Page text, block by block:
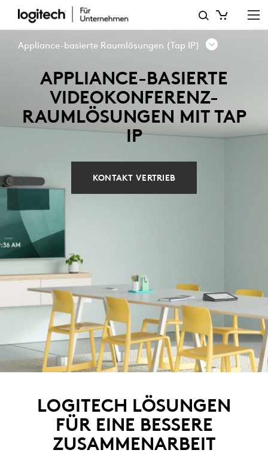
APPLIANCE-
BASIERTE
TAP
IP
Appliance-basierte Raumlösungen (Tap IP)
APPLIANCE-BASIERTE
VIDEOKONFERENZ-
RAUMLÖSUNGEN MIT TAP
IP
KONTAKT VERTRIEB
LOGITECH LÖSUNGEN
FÜR EINE BESSERE
ZUSAMMENARBEIT